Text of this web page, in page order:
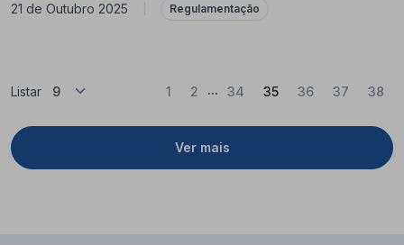
21 de Outubro 2025 Regulamentação
Listar
Ver mais
1 2 ... 34 35(Atual)
36 37 38